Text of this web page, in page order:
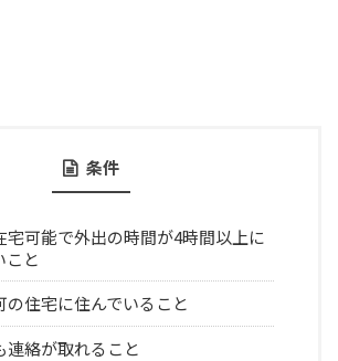
条件
宅可能で外出の時間が4時間以上に
こと
の住宅に住んでいること
連絡が取れること